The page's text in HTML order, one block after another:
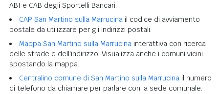
ABI e CAB degli Sportelli Bancari.
CAP San Martino sulla Marrucina il codice di avviamento
postale da utilizzare per gli indirizzi postali.
Mappa San Martino sulla Marrucina interattiva con ricerca
delle strade e dell'indirizzo. Visualizza anche i comuni vicini
spostando la mappa.
Centralino comune di San Martino sulla Marrucina il numero
di telefono da chiamare per parlare con la sede comunale.